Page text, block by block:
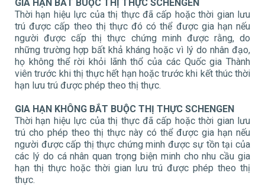
GIA HẠN BẮT BUỘC THỊ THỰC SCHENGEN
Thời hạn hiệu lực của thị thực đã cấp hoặc thời gian lưu
trú được cấp theo thị thực đó có thể được gia hạn nếu
người được cấp thị thực chứng minh được rằng, do
những trường hợp bất khả kháng hoặc vì lý do nhân đạo,
họ không thể rời khỏi lãnh thổ của các Quốc gia Thành
viên trước khi thị thực hết hạn hoặc trước khi kết thúc thời
hạn lưu trú được phép theo thị thực.
GIA HẠN KHÔNG BẮT BUỘC THỊ THỰC SCHENGEN
Thời hạn hiệu lực của thị thực đã cấp hoặc thời gian lưu
trú cho phép theo thị thực này có thể được gia hạn nếu
người được cấp thị thực chứng minh được sự tồn tại của
các lý do cá nhân quan trọng biện minh cho nhu cầu gia
hạn thị thực hoặc thời gian lưu trú được phép theo thị
thực.